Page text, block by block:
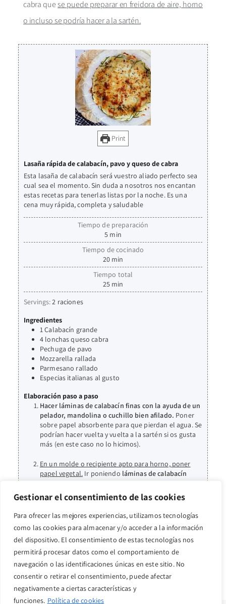
Gestionar el consentimiento de las cookies
Para ofrecer las mejores experiencias, utilizamos tecnologías
como las cookies para almacenar y/o acceder a la información
del dispositivo. El consentimiento de estas tecnologías nos
permitirá procesar datos como el comportamiento de
navegación o las identificaciones únicas en este sitio. No
consentir o retirar el consentimiento, puede afectar
negativamente a ciertas características y
funciones. Política de cookies
cabra que se puede preparar en freidora de aire, horno
o incluso se podría hacer a la sartén.
Print
Lasaña rápida de calabacín, pavo y queso de cabra
Esta lasaña de calabacín será vuestro aliado perfecto sea
cual sea el momento. Sin duda a nosotros nos encantan
estas recetas para tenerlas listas por la noche. Es una
cena muy rápida, completa y saludable
Tiempo de preparación
5 min
Tiempo de cocinado
20 min
Tiempo total
25 min
Servings:2 raciones
Ingredientes
1Calabacín grande
4 lonchasqueso cabra
Pechuga de pavo
Mozzarella rallada
Parmesano rallado
Especias italianas al gusto
Elaboración paso a paso
Hacer láminas de calabacín finas con la ayuda de un
pelador, mandolina o cuchillo bien afilado. Poner
sobre papel absorbente para que pierdan el agua. Se
podrían hacer vuelta y vuelta a la sartén si os gusta
más (en este caso no lo hicimos).
En un molde o recipiente apto para horno, poner
papel vegetal.Ir poniendo láminas de calabacín
En la última capa añadir mozzarella rallada,
parmesano y especias al gusto.Llevar al horno o
freidora de aire
180ºC durante 20 min.
Debe quedar
doradito.